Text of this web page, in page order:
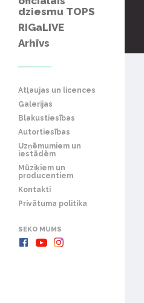
dziesmu TOPS
RIGaLIVE
Arhīvs
Atļaujas un licences
Galerijas
Blakustiesības
Autortiesības
Uzņēmumiem un
iestādēm
Mūziķiem un
producentiem
Kontakti
Privātuma politika
SEKO MUMS